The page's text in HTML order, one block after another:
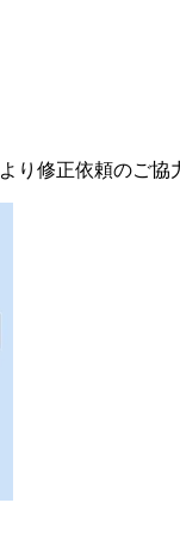
より修正依頼のご協